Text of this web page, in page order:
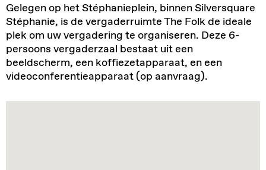
Gelegen op het Stéphanieplein, binnen Silversquare
Stéphanie, is de vergaderruimte The Folk de ideale
plek om uw vergadering te organiseren. Deze 6-
persoons vergaderzaal bestaat uit een
beeldscherm, een koffiezetapparaat, en een
videoconferentieapparaat (op aanvraag).